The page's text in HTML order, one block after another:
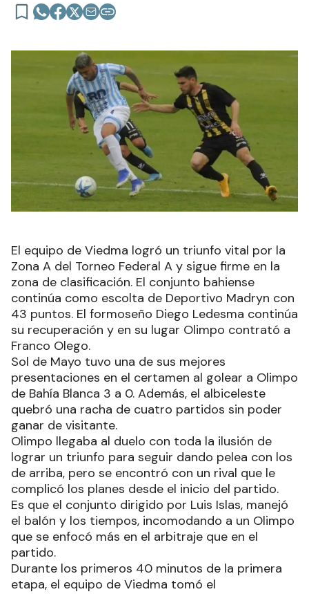
El equipo de Viedma logró un triunfo vital por la
Zona A del Torneo Federal A y sigue firme en la
zona de clasificación. El conjunto bahiense
continúa como escolta de Deportivo Madryn con
43 puntos. El formoseño Diego Ledesma continúa
su recuperación y en su lugar Olimpo contrató a
Franco Olego.
Sol de Mayo tuvo una de sus mejores
presentaciones en el certamen al golear a Olimpo
de Bahía Blanca 3 a 0. Además, el albiceleste
quebró una racha de cuatro partidos sin poder
ganar de visitante.
Olimpo llegaba al duelo con toda la ilusión de
lograr un triunfo para seguir dando pelea con los
de arriba, pero se encontró con un rival que le
complicó los planes desde el inicio del partido.
Es que el conjunto dirigido por Luis Islas, manejó
el balón y los tiempos, incomodando a un Olimpo
que se enfocó más en el arbitraje que en el
partido.
Durante los primeros 40 minutos de la primera
etapa, el equipo de Viedma tomó el